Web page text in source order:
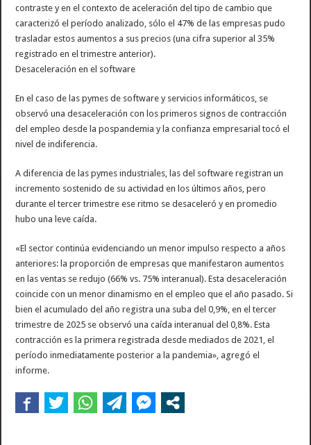
contraste y en el contexto de aceleración del tipo de cambio que
caracterizó el período analizado, sólo el 47% de las empresas pudo
trasladar estos aumentos a sus precios (una cifra superior al 35%
registrado en el trimestre anterior).
Desaceleración en el software
En el caso de las pymes de software y servicios informáticos, se
observó una desaceleración con los primeros signos de contracción
del empleo desde la pospandemia y la confianza empresarial tocó el
nivel de indiferencia.
A diferencia de las pymes industriales, las del software registran un
incremento sostenido de su actividad en los últimos años, pero
durante el tercer trimestre ese ritmo se desaceleró y en promedio
hubo una leve caída.
«El sector continúa evidenciando un menor impulso respecto a años
anteriores: la proporción de empresas que manifestaron aumentos
en las ventas se redujo (66% vs. 75% interanual). Esta desaceleración
coincide con un menor dinamismo en el empleo que el año pasado. Si
bien el acumulado del año registra una suba del 0,9%, en el tercer
trimestre de 2025 se observó una caída interanual del 0,8%. Esta
contracción es la primera registrada desde mediados de 2021, el
período inmediatamente posterior a la pandemia», agregó el
informe.